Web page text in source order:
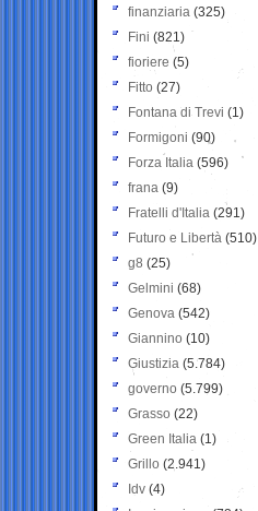
finanziaria (325)
Fini (821)
fioriere (5)
Fitto (27)
Fontana di Trevi (1)
Formigoni (90)
Forza Italia (596)
frana (9)
Fratelli d'Italia (291)
Futuro e Libertà (510)
g8 (25)
Gelmini (68)
Genova (542)
Giannino (10)
Giustizia (5.784)
governo (5.799)
Grasso (22)
Green Italia (1)
Grillo (2.941)
Idv (4)